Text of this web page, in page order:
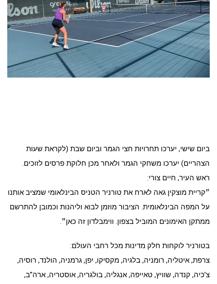
ביום שישי, יערכו תחרויות חצי הגמר וביום שבת (לקראת שעות
הצהריים) יערכו משחקי הגמר ולאחר מכן חלוקת פרסים לזוכים.
ראש העיר, חיים צורי:
״קריית מוצקין גאה לארח את טורניר הטניס הבינלאומי שמציב אותנו
על המפה הבינלאומית. הציבור מוזמן לבוא וליהנות וכמובן להתרשם
ממתקן האימונים המוביל בצפון. ווימבלדון זה כאן״.
בטורניר לוקחות חלק מדינות מכל רחבי העולם:
צרפת, איטליה, רומניה, בלגיה, מקסיקו, יפן, גרמניה, הולנד, רוסיה,
צ’כיה, קנדה, שוויץ, טאייפה, אנגליה, בולגריה, אוסטריה, ארה”ב,